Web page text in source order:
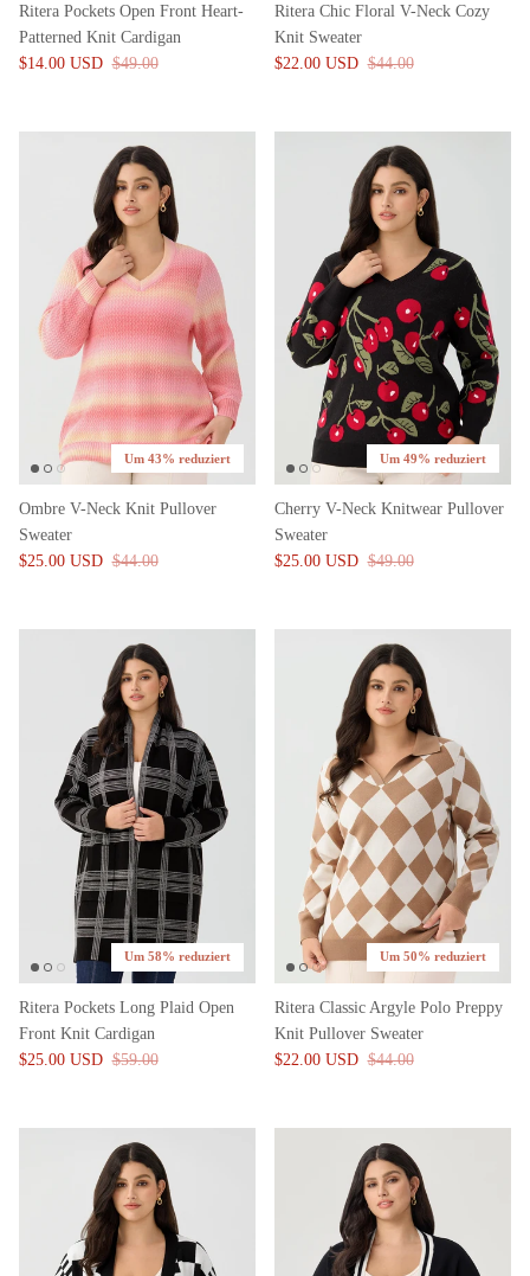
Ritera Pockets Open Front Heart-
Patterned Knit Cardigan
$14.00 USD $49.00
Ritera Chic Floral V-Neck Cozy
Knit Sweater
$22.00 USD $44.00
Um 43% reduziert
Ombre V-Neck Knit Pullover
Sweater
$25.00 USD $44.00
Um 49% reduziert
Cherry V-Neck Knitwear Pullover
Sweater
$25.00 USD $49.00
Um 58% reduziert
Ritera Pockets Long Plaid Open
Front Knit Cardigan
$25.00 USD $59.00
Um 50% reduziert
Ritera Classic Argyle Polo Preppy
Knit Pullover Sweater
$22.00 USD $44.00